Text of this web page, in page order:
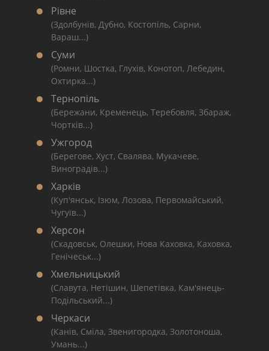
Рівне
(Здолбунів, Дубно, Костопіль, Сарни,
Вараш...)
Суми
(Ромни, Шостка, Глухів, Конотоп, Лебедин,
Охтирка...)
Тернопіль
(Бережани, Кременець, Теребовля, Збараж,
Чортків...)
Ужгород
(Берегове, Хуст, Свалява, Мукачеве,
Виноградів...)
Харків
(Куп'янськ, Ізюм, Лозова, Первомайський,
Чугуїв...)
Херсон
(Скадовськ, Олешки, Нова Каховка, Каховка,
Генічеськ...)
Хмельницький
(Славута, Нетішин, Шепетівка, Кам'янець-
Подільський...)
Черкаси
(Канів, Сміла, Звенигородка, Золотоноша,
Умань...)